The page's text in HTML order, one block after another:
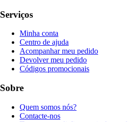
Serviços
Minha conta
Centro de ajuda
Acompanhar meu pedido
Devolver meu pedido
Códigos promocionais
Sobre
Quem somos nós?
Contacte-nos